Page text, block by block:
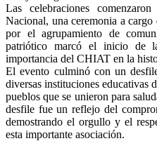
Las celebraciones
Nacional, una ceremonia a
por el agrupamiento de
patriótico marcó el inicio de
importancia del CHIAT en la
El evento culminó con un
diversas instituciones educativas
pueblos que se unieron para
desfile fue un reflejo del
demostrando el orgullo y el
esta importante asociación.